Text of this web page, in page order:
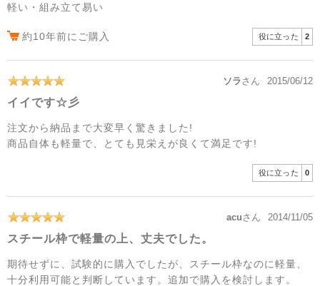
軽い・組み立て易い
約10年前にご購入 役に立った 2
ソラさん 2015/06/12
イイです☆彡
注文から納品まで大変早く驚きました!
商品自体も軽量で、とても見栄えが良くて満足です!
役に立った 0
acuさん 2014/11/05
スチール枠で軽量の上、丈夫でした。
期待せずに、試験的に購入でしたが、スチール枠なのに軽量、
十分利用可能と判断しています。追加で購入を検討します。